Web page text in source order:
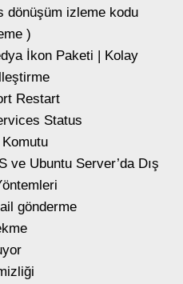
dönüşüm izleme kodu
)
İkon Paketi | Kolay
Restart
Status
ve Ubuntu Server’da Dış
gönderme